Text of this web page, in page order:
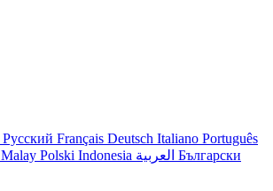
Русский Français Deutsch Italiano Português
Malay Polski Indonesia العربية Български